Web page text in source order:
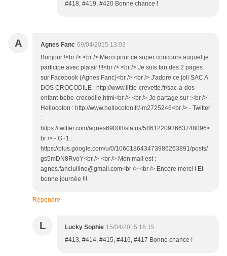
#418, #419, #420 Bonne chance !
A Agnes Fanc 09/04/2015 13:03
Bonjour !<br /> <br /> Merci pour ce super concours auquel je
participe avec plaisir !!!<br /> <br /> Je suis fan des 2 pages
sur Facebook (Agnes Fanc)<br /> <br /> J'adore ce joli SAC A
DOS CROCODILE : http://www.little-crevette.fr/sac-a-dos-
enfant-bebe-crocodile.html<br /> <br /> Je partage sur :<br /> -
Hellocoton : http://www.hellocoton.fr/-m2725246<br /> - Twitter
:
https://twitter.com/agnes69008/status/586122093663748096<
br /> - G+1 :
https://plus.google.com/u/0/106018643473986263891/posts/
gs5mDN8RvoY<br /> <br /> Mon mail est :
agnes.fanciullino@gmail.com<br /> <br /> Encore merci ! Et
bonne journée !!!
Répondre
L Lucky Sophie 15/04/2015 16:15
#413, #414, #415, #416, #417 Bonne chance !